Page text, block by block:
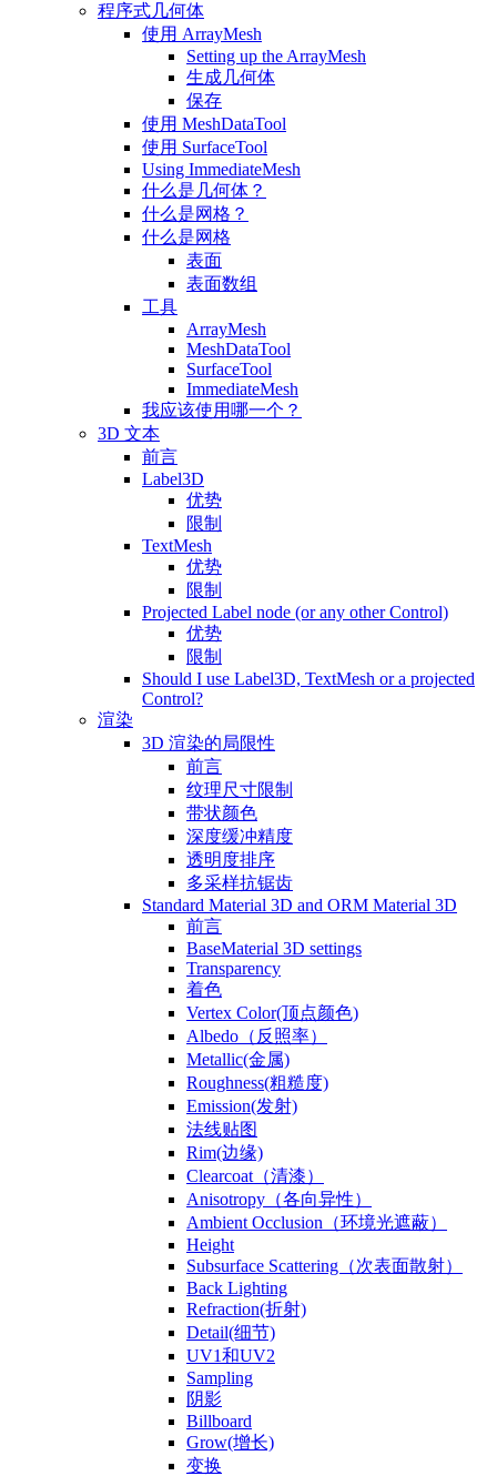
程序式几何体
使用 ArrayMesh
Setting up the ArrayMesh
生成几何体
保存
使用 MeshDataTool
使用 SurfaceTool
Using ImmediateMesh
什么是几何体？
什么是网格？
什么是网格
表面
表面数组
工具
ArrayMesh
MeshDataTool
SurfaceTool
ImmediateMesh
我应该使用哪一个？
3D 文本
前言
Label3D
优势
限制
TextMesh
优势
限制
Projected Label node (or any other Control)
优势
限制
Should I use Label3D, TextMesh or a projected
Control?
渲染
3D 渲染的局限性
前言
纹理尺寸限制
带状颜色
深度缓冲精度
透明度排序
多采样抗锯齿
Standard Material 3D and ORM Material 3D
前言
BaseMaterial 3D settings
Transparency
着色
Vertex Color(顶点颜色)
Albedo（反照率）
Metallic(金属)
Roughness(粗糙度)
Emission(发射)
法线贴图
Rim(边缘)
Clearcoat（清漆）
Anisotropy（各向异性）
Ambient Occlusion（环境光遮蔽）
Height
Subsurface Scattering（次表面散射）
Back Lighting
Refraction(折射)
Detail(细节)
UV1和UV2
Sampling
阴影
Billboard
Grow(增长)
变换